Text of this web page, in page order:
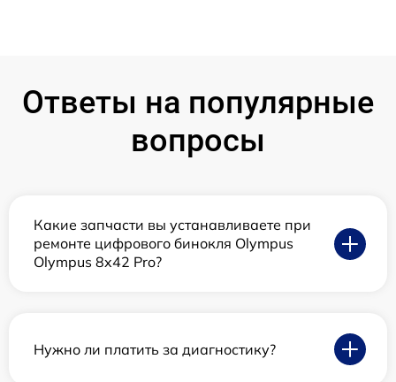
Ответы на популярные
вопросы
Какие запчасти вы устанавливаете при
ремонте цифрового бинокля Olympus
Olympus 8x42 Pro?
Нужно ли платить за диагностику?